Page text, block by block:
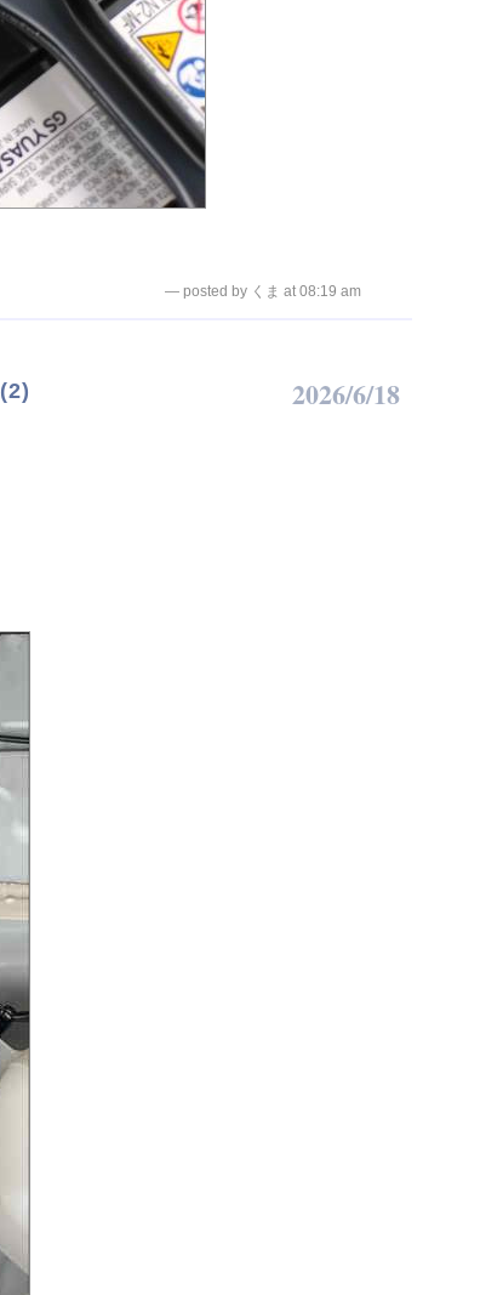
— posted by くま at 08:19 am
2026/6/18